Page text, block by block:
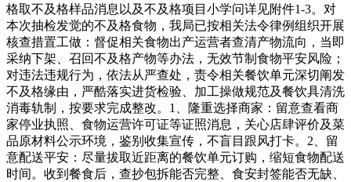
格取不及格样品消息以及不及格项目小学问详见附件1-3。对
本次抽检发觉的不及格食物，我局已按相关法令律例组织开展
核查措置工做：督促相关食物出产运营者查清产物流向，当即
采纳下架、召回不及格产物等办法，无效节制食物平安风险；
对违法违规行为，依法从严查处，责令相关餐饮单元深切阐发
不及格缘由，严酷落实进货检验、加工操做规范及餐饮具清洗
消毒轨制，按要求完成整改。1、隆重选择商家：留意查看商
家停业执照、食物运营许可证等证照消息，关心店肆评价及菜
品原材料公示环境，鉴别收集宣传，不盲目跟风打卡。2、留
意配送平安：尽量拔取近距离的餐饮单元订购，缩短食物配送
时间。收到餐食后，查抄包拆能否完整、食安封签能否无缺、